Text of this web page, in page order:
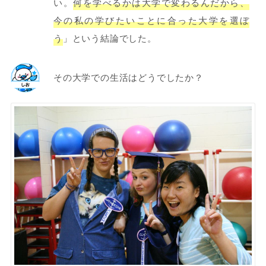
い。何を学べるかは大学で変わるんだから、
今の私の学びたいことに合った大学を選ぼ
う」という結論でした。
その大学での生活はどうでしたか？